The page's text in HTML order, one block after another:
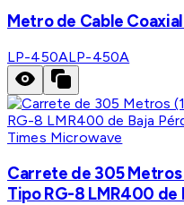
Metro de Cable
LP-450ALP-450A
Times Microwave
Carrete de 305 Metros
Tipo RG-8 LMR400 de